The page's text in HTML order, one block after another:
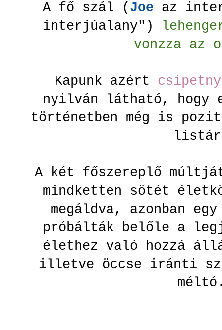
A fő szál ( Joe az
interjúalany")
vonzza az
Kapunk azért
nyilván látható, hogy
történetben még is
A két főszereplő
mindketten sötét
megáldva, azonban
próbálták belőle a
élethez való hozzá
illetve öccse iránti